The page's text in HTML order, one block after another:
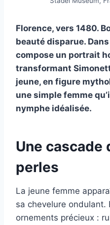
Florence, vers 1480.
beauté disparue.
compose un portrait
transformant
jeune, en figure
une simple femme
nymphe idéalisée.
Une cascade
perles
La jeune femme
sa chevelure ondulant.
ornements précieux :